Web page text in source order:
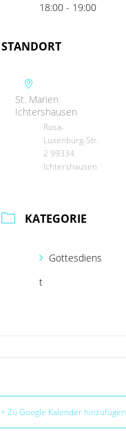
18:00 - 19:00
STANDORT
St. Marien
Ichtershausen
Rosa-
Luxenburg-Str.
2 99334
Ichtershausen
KATEGORIE
Gottesdiens
t
+ Zu Google Kalender hinzufügen